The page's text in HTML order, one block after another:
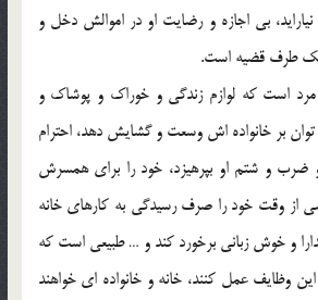
بي اجازه و رضايت او در اموالش دخل و
است که لوازم زندگي و خوراک و پوشاک و
بر خانواده اش وسعت و گشايش دهد، احترام
و ضرب و شتم او بپرهيزد، خود را براي همسرش
از وقت خود را صرف رسيدگي به کارهاي خانه
و خوش زباني برخورد کند و … طبيعي است که
وظايف عمل کنند، خانه و خانواده اي خواهند